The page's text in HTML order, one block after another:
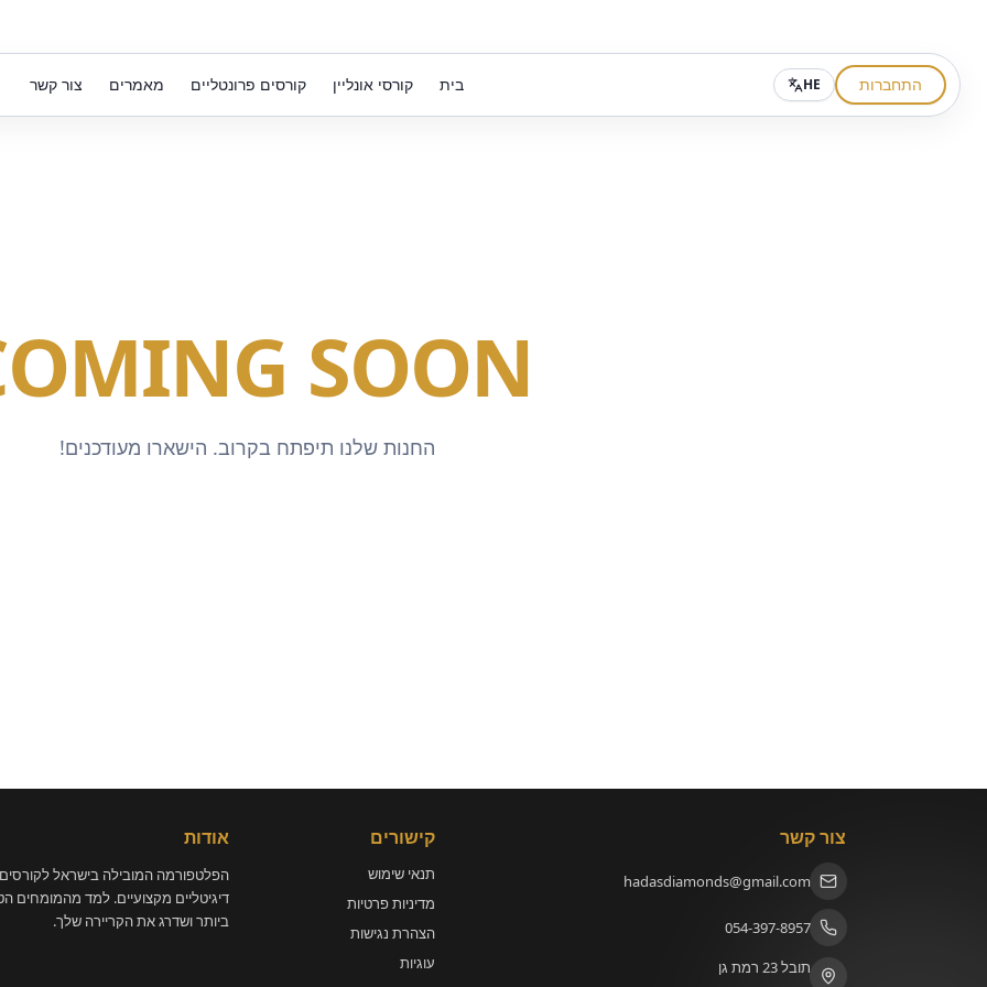
בית קורסי אונליין קורסים פרונטליים מאמרים צור קשר HE התחברות
SOON
החנות שלנו תיפתח בקרוב. הישארו מעודכנים!
צור קשר
hadasdiamonds@gmail.com
054-397-8957
תובל 23 רמת גן
קישורים
תנאי שימוש
מדיניות פרטיות
הצהרת נגישות
עוגיות
אודות
הפלטפורמה המובילה בישראל לקורסים
דיגיטליים מקצועיים. למד מהמומחים
ביותר ושדרג את הקריירה שלך.